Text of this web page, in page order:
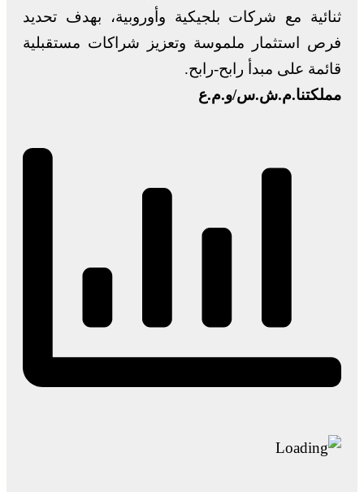
ثنائية مع شركات بلجيكية وأوروبية، بهدف تحديد
فرص استثمار ملموسة وتعزيز شراكات مستقبلية
قائمة على مبدأ رابح-رابح.
مملكتنا.م.ش.س/و.م.ع